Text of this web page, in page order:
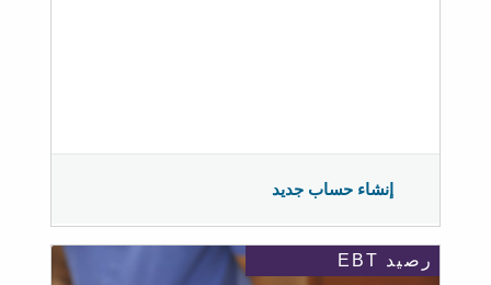
إنشاء حساب جديد
رصيد EBT